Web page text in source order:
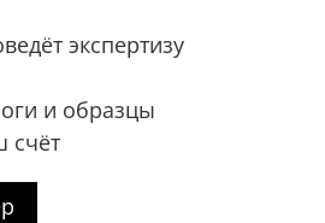
экспертизу
и образцы
счёт